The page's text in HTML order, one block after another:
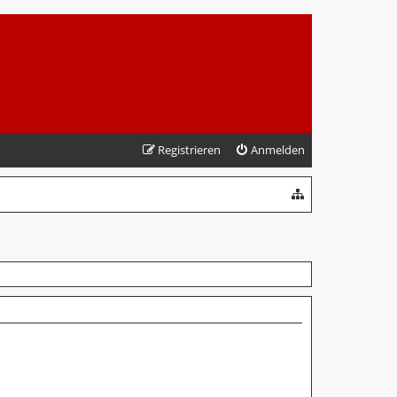
Anmelden
Registrieren